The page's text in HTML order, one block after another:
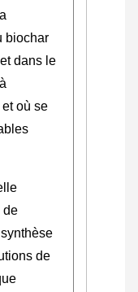
biochar
dans le
où se
de
de